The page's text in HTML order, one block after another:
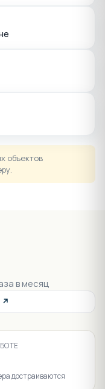
объектов
в месяц
↗
достраиваются